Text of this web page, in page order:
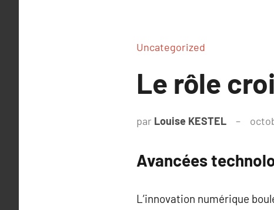
Uncategorized
Le rôle
par Louise KESTEL
Avancées
L’innovation numérique